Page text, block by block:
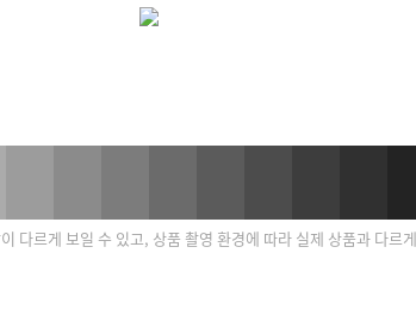
다르게 보일 수 있고, 상품 촬영 환경에 따라 실제 상품과 다르